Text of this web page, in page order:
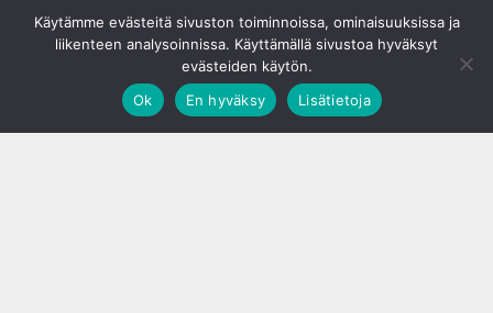
Käytämme evästeitä sivuston toiminnoissa, ominaisuuksissa ja
liikenteen analysoinnissa. Käyttämällä sivustoa hyväksyt
evästeiden käytön.
Ok
En hyväksy Lisätietoja